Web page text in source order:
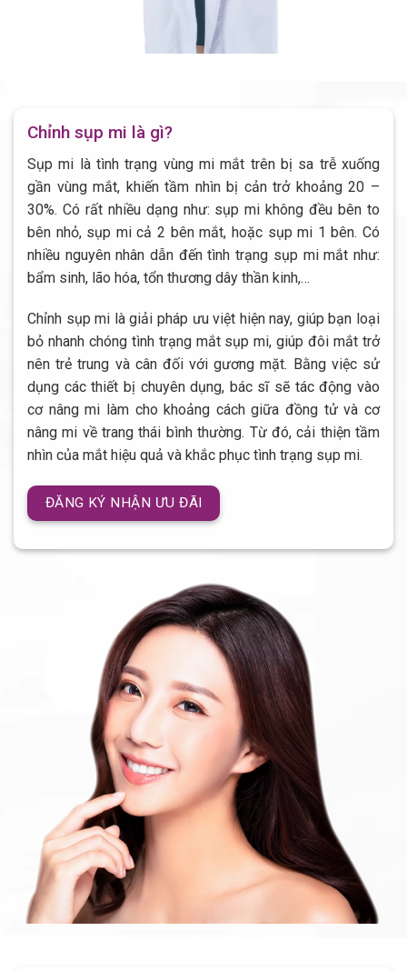
Chỉnh sụp mi là gì?
Sụp mi là tình trạng vùng mi mắt trên bị sa trễ xuống
gần vùng mắt, khiến tầm nhìn bị cản trở khoảng 20 –
30%. Có rất nhiều dạng như: sụp mi không đều bên to
bên nhỏ, sụp mi cả 2 bên mắt, hoặc sụp mi 1 bên. Có
nhiều nguyên nhân dẫn đến tình trạng sụp mi mắt như:
bẩm sinh, lão hóa, tổn thương dây thần kinh,…
Chỉnh sụp mi là giải pháp ưu việt hiện nay, giúp bạn loại
bỏ nhanh chóng tình trạng mắt sụp mi, giúp đôi mắt trở
nên trẻ trung và cân đối với gương mặt. Bằng việc sử
dụng các thiết bị chuyên dụng, bác sĩ sẽ tác động vào
cơ nâng mi làm cho khoảng cách giữa đồng tử và cơ
nâng mi về trang thái bình thường. Từ đó, cải thiện tầm
nhìn của mắt hiệu quả và khắc phục tình trạng sụp mi.
ĐĂNG KÝ NHẬN ƯU ĐÃI